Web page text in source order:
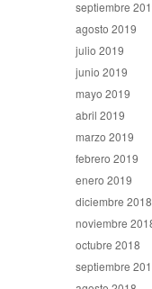
septiembre
agosto 2019
julio 2019
junio 2019
mayo 2019
abril 2019
marzo 2019
febrero 2019
enero 2019
diciembre 2018
noviembre
octubre 2018
septiembre